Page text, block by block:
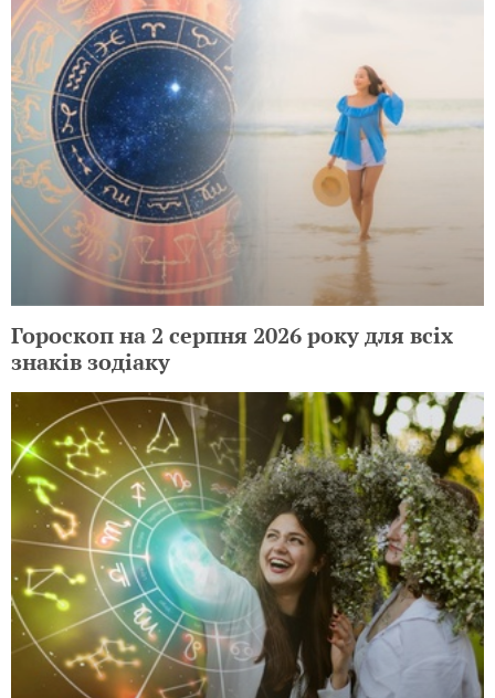
Гороскоп на 2 серпня 2026 року для всіх
знаків зодіаку